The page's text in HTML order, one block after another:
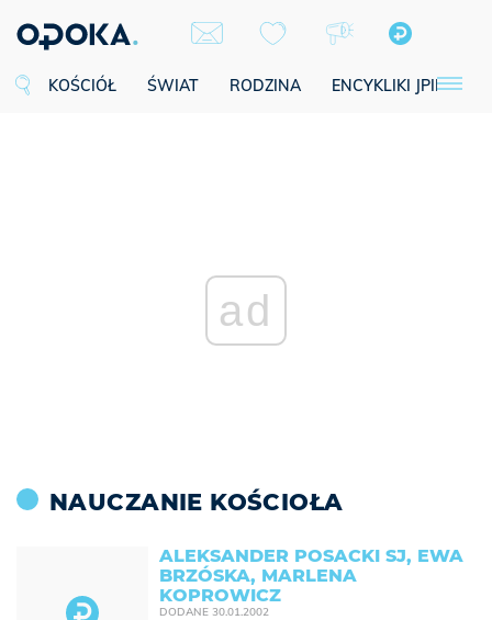
KOŚCIÓŁ ŚWIAT RODZINA ENCYKLIKI JPII
ad
NAUCZANIE KOŚCIOŁA
ALEKSANDER POSACKI SJ, EWA
BRZÓSKA, MARLENA
KOPROWICZ
DODANE 30.01.2002